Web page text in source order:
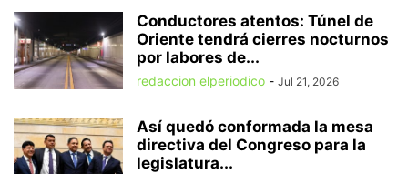
Conductores atentos: Túnel de
Oriente tendrá cierres nocturnos
por labores de...
redaccion elperiodico - Jul 21, 2026
Así quedó conformada la mesa
directiva del Congreso para la
legislatura...